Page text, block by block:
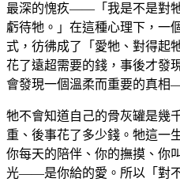
最深的愧疚——「我是不是對
虧待牠。」在這種心理下，一
式，彷彿成了「愛牠、對得起
花了遠超需要的錢，事後才發
會發現一個溫柔而重要的真相
牠不會知道自己的骨灰罐是幾
重、後事花了多少錢。牠這一
你每天的陪伴、你的撫摸、你
光——是你給的愛。所以「對